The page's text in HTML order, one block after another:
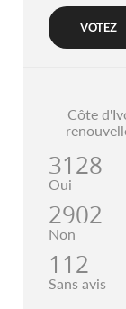
Côte
3128
Oui
2902
Non
112
Sans avis